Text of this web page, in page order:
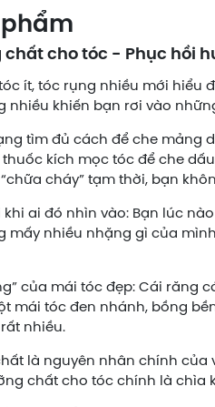
phẩm
chất cho tóc - Phục hồi
ít, tóc rụng nhiều mới hiểu
nhiều khiến bạn rơi vào
tìm đủ cách để che mảng
kích mọc tóc để che
cháy” tạm thời, bạn
khi ai đó nhìn vào: Bạn lúc
mấy nhiều nhặng gì của
của mái tóc đẹp: Cái
mái tóc đen nhánh, bồng
nhiều.
là nguyên nhân chính
chất cho tóc chính là